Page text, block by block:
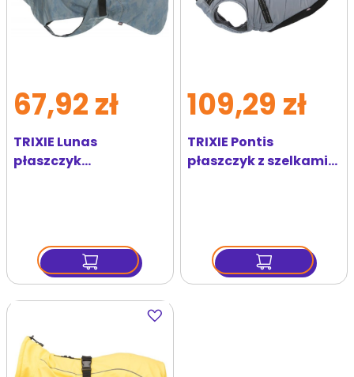
TRIXIE Lunas
płaszczyk
67,92 zł
TRIXIE Pontis
płaszczyk z szelkami
109,29 zł
Dodaj
do